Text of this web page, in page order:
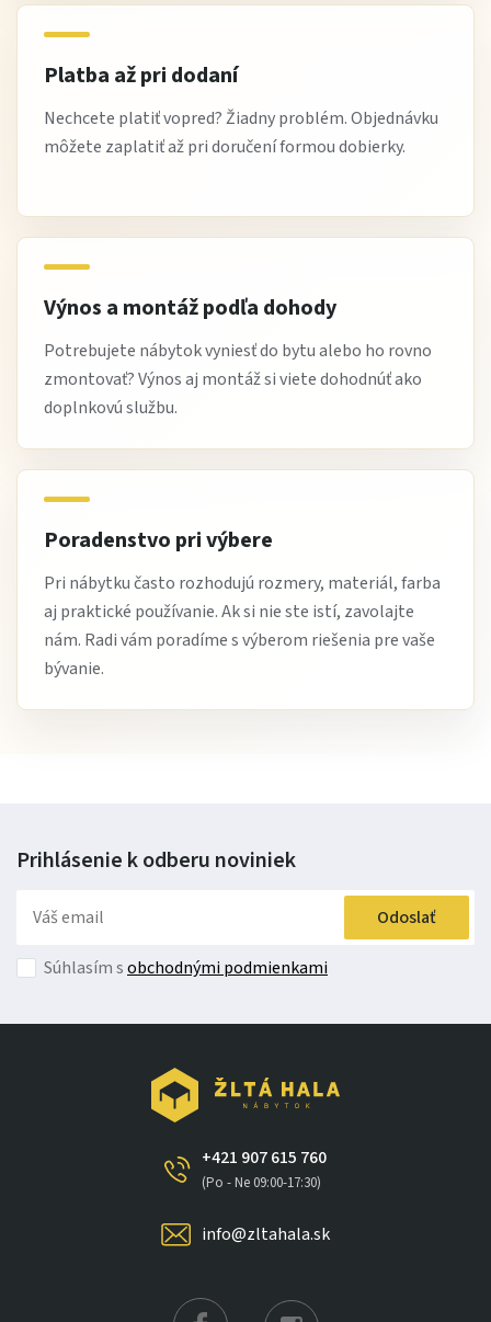
Je stôl vhodný do menšej kuchyne?
priestorov.
Je možné kombinovať ho s rôznymi stoličkami?
Je vhodný na každodenné používanie?
Áno, je navrhnutý pre bežné rodinné stolovanie.
Sú dostupné presné rozmery?
Čo si na ňom zákazníci najviac obľúbili
univerzálne využitie
, vďaka ktorému sa hodí do rôznych
typov jedální.
Stručne:
Jedálenský stôl Patrik 1jepraktický a univerzálny
jedálenský stôl vhodný do kuchyne aj jedálne. Ideálny ako
jedálenský stôl do bytu
Platba až pri dodaní
Nechcete platiť vopred? Žiadny problém. Objednávku
môžete zaplatiť až pri doručení formou dobierky.
Výnos a montáž podľa dohody
Potrebujete nábytok vyniesť do bytu alebo ho rovno
zmontovať? Výnos aj montáž si viete dohodnúť ako
doplnkovú službu.
Poradenstvo pri výbere
Pri nábytku často rozhodujú rozmery, materiál, farba
aj praktické používanie. Ak si nie ste istí, zavolajte
nám. Radi vám poradíme s výberom riešenia pre vaše
bývanie.
Prihlásenie k odberu noviniek
Odoslať
Súhlasím sobchodnými podmienkami
+421 907 615 760
(Po - Ne 09:00-17:30)
info@zltahala.sk